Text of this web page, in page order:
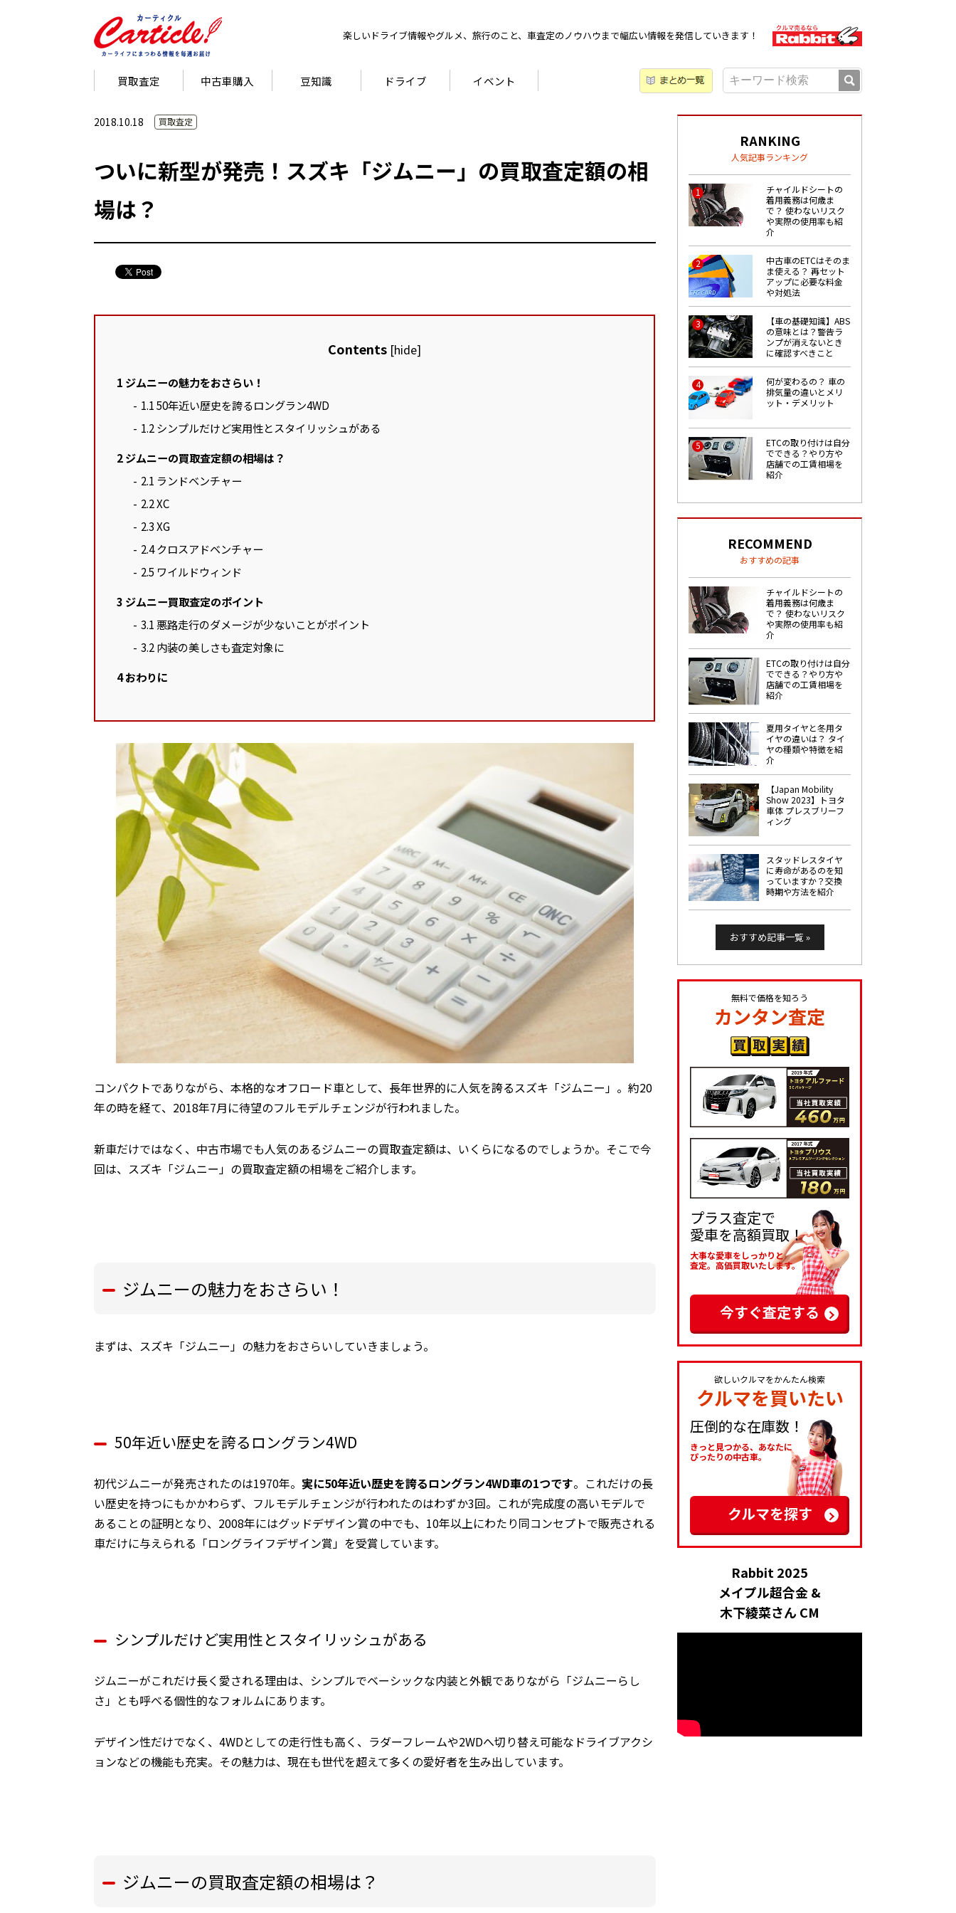
楽しいドライブ情報やグルメ、旅行のこと、車査定のノウハウまで幅広い情報を発信していきます！
買取査定 中古車購入 豆知識 ドライブ イベント
2018.10.18 買取査定
ついに新型が発売！スズキ「ジムニー」の買取査定額の相
場は？
Contents [hide]
1 ジムニーの魅力をおさらい！
1.150年近い歴史を誇るロングラン4WD
1.2シンプルだけど実用性とスタイリッシュがある
2ジムニーの買取査定額の相場は？
2.1 ランドベンチャー
2.2XC
2.3XG
2.4クロスアドベンチャー
2.5 ワイルドウィンド
3 ジムニー買取査定のポイント
3.1悪路走行のダメージが少ないことがポイント
3.2内装の美しさも査定対象に
4おわりに
コンパクトでありながら、本格的なオフロード車として、長年世界的に人気を誇るスズキ「ジムニー」。約20
年の時を経て、2018年7月に待望のフルモデルチェンジが行われました。
新車だけではなく、中古市場でも人気のあるジムニーの買取査定額は、いくらになるのでしょうか。そこで今
回は、スズキ「ジムニー」の買取査定額の相場をご紹介します。
ジムニーの魅力をおさらい！
まずは、スズキ「ジムニー」の魅力をおさらいしていきましょう。
50年近い歴史を誇るロングラン4WD
初代ジムニーが発売されたのは1970年。 実に50年近い歴史を誇るロングラン4WD車の1つです。これだけの長
い歴史を持つにもかかわらず、フルモデルチェンジが行われたのはわずか3回。これが完成度の高いモデルで
あることの証明となり、2008年にはグッドデザイン賞の中でも、10年以上にわたり同コンセプトで販売される
車だけに与えられる「ロングライフデザイン賞」を受賞しています。
シンプルだけど実用性とスタイリッシュがある
ジムニーがこれだけ長く愛される理由は、シンプルでベーシックな内装と外観でありながら「ジムニーらし
さ」とも呼べる個性的なフォルムにあります。
デザイン性だけでなく、4WDとしての走行性も高く、ラダーフレームや2WDへ切り替え可能なドライブアクシ
ョンなどの機能も充実。その魅力は、現在も世代を超えて多くの愛好者を生み出しています。
ジムニーの買取査定額の相場は？
RANKING
人気記事ランキング
1
チャイルドシートの
着用義務は何歳ま
で？ 使わないリスク
や実際の使用率も紹
介
2
中古車のETCはそのま
ま使える？ 再セット
アップに必要な料金
や対処法
3
【車の基礎知識】ABS
の意味とは？警告ラ
ンプが消えないとき
に確認すべきこと
4
何が変わるの？ 車の
排気量の違いとメリ
ット・デメリット
5
ETCの取り付けは自分
でできる？やり方や
店舗での工賃相場を
紹介
RECOMMEND
おすすめの記事
チャイルドシートの
着用義務は何歳ま
で？ 使わないリスク
や実際の使用率も紹
介
ETCの取り付けは自分
でできる？やり方や
店舗での工賃相場を
紹介
夏用タイヤと冬用タ
イヤの違いは？ タイ
ヤの種類や特徴を紹
介
【Japan Mobility
Show 2023】トヨタ
車体 プレスブリーフ
ィング
スタッドレスタイヤ
に寿命があるのを知
っていますか？交換
時期や方法を紹介
おすすめ記事一覧 »
無料で価格を知ろう
カンタン査定
プラス査定で
愛車を高額買取！
大事な愛車をしっかりと
査定。高価買取いたします。
今すぐ査定する
欲しいクルマをかんたん検索
クルマを買いたい
圧倒的な在庫数！
きっと見つかる、あなたに
ぴったりの中古車。
クルマを探す
Rabbit 2025
メイプル超合金 &
木下綾菜さん CM